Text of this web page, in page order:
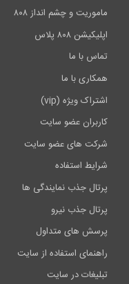
ماموریت و چشم انداز ۸۰۸
اپلیکیشن ۸۰۸ پلاس
تماس با ما
همکاری با ما
اشتراک ویژه (vip)
کاربران عضو سایت
شرکت های عضو سایت
شرایط استفاده
پرتال جذب نمایندگی ها
پرتال جذب نیرو
پرسش های متداول
راهنمای استفاده از سایت
تبلیغات در سایت